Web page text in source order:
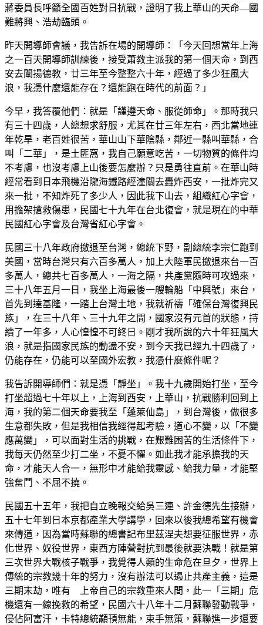
蔣委員長呼籲全國百姓對日抗戰，證明了我上華山的天命—國
難將興、浩劫臨頭。
昨天開導師會議，我告訴在場的開導師：「今天回想當年上海
之一百天開導師訓練後，接受蕭教主派我的第一個天命，到西
安去闡揚德教，廿三年至今整整六十年，經過了多少狂風大
浪，我憑什麼還能存在？還能跑在時代的前面？」
今早，我答覆他們：就是「謹遵天命、服從師命」。那時我只
有三十四歲，人總想求舒服，尤其在廿三年左右，西北當地連
年乾旱，老百姓很苦，華山山下華陰縣，鄰近一縣叫華縣，合
叫「二華」，是土匪窩，我自己願意吃苦，一切物質的條件均
不考慮，也沒考慮上山後要怎麼辦？只是勇往直前。在華山時
經常看到日本飛機沿隴海鐵路經潼關去轟炸西安，一批炸完又
來一批，不知炸死了多少人，因此我下山去，組織紅心字會，
用擔架搶救傷患，民國七十九年在台北復會，就是現在的中華
民國紅心字會及台灣省紅心字會。
民國三十八年政府撤退至台灣，總統下野，副總統李宗仁跑到
美國，當時台灣只有六百多萬人，加上大陸軍民撤退來台一百
多萬人，總共七百多萬人，一海之隔，共產黨隨時可攻過來，
三十八年五月一日，我坐上海最後一艘輪船「中興號」來台，
首先到達基隆，一踏上台灣土地，我就祈禱「確保台灣復興民
族」，在三十八年、三十九年之間，國家沒有元首的狀態，持
續了一年多，人心惶惶不可終日。剛才我所說的六十年狂風大
浪，就是指國家民族的動盪不安，到今天我已經九十四歲了，
仍能存在，仍能可以至國外宏教，我憑什麼條件呢？
我告訴開導師們：就是憑「靜坐」。我十九歲開始打坐，至今
打坐超過七十年以上，上海到西安，上華山，抗戰勝利回到上
海，我的第二個天命要我至「蓬萊仙島」，到台灣後，做很多
生意都失敗，但是我相信我經得起考驗，道心不變，以「不變
應萬變」，可以面對生活的挑戰，在艱難困苦的生活條件下，
我每天仍然至少打二坐，不憂不懼。如此我才能承擔我的天
命，才能天人合一，無形中才能給我靈感、給我力量，才能堅
強奮鬥、不屈不撓。
民國五十五年，我把自立晚報交給吳三連、許金德先生接辦，
五十七年到日本京都產業大學講學，回來以後我總希望有機會
來傳道，因為當時蘇聯的總書記布里茲涅夫想要征服世界，赤
化世界、奴役世界，東西方陣營對抗到最後就要決戰！就是第
三次世界大戰核子戰爭，我覺得人類的生命危在旦夕，世界上
傳統的宗教幾十年的努力，沒有辦法可以遏止共產主義，這是
三期末劫，唯有 上帝自己的宗教重來人間，此一「三期」危
機還有一線挽救的希望，民國六十八年十二月蘇聯發動戰爭，
侵佔阿富汗，卡特總統顢頇無能，束手無策，蘇聯進一步還要